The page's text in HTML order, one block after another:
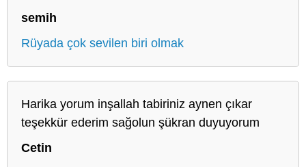
semih
Rüyada çok sevilen biri olmak
Harika yorum inşallah tabiriniz aynen çıkar
teşekkür ederim sağolun şükran duyuyorum
Cetin